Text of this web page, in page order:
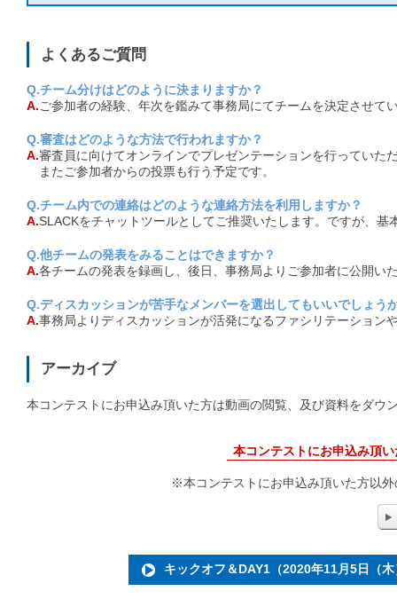
よくあるご質問
Q.チーム分けはどのように決まりますか？
A.ご参加者の経験、年次を鑑みて事務局にてチームを決定させて
Q.審査はどのような方法で行われますか？
A.審査員に向けてオンラインでプレゼンテーションを行っていた
またご参加者からの投票も行う予定です。
Q.チーム内での連絡はどのような連絡方法を利用しますか？
A.SLACKをチャットツールとしてご推奨いたします。ですが、
Q.他チームの発表をみることはできますか？
A.各チームの発表を録画し、後日、事務局よりご参加者に公開い
Q.ディスカッションが苦手なメンバーを選出してもいいでしょう
A.事務局よりディスカッションが活発になるファシリテーション
アーカイブ
本コンテストにお申込み頂いた方は動画の閲覧、及び資料をダウ
本コンテストにお申込み頂
※本コンテストにお申込み頂いた方以
キックオフ＆DAY1（2020年11月5日（木